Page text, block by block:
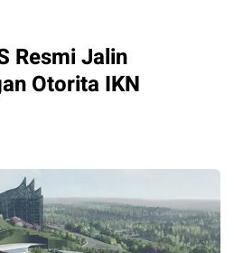
Resmi Jalin
Otorita IKN